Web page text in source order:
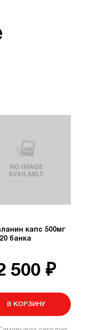
капс 500мг
банка
500 ₽
В КОРЗИНУ